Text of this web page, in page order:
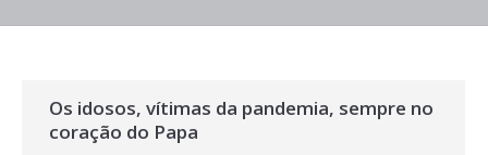
Os idosos, vítimas da pandemia, sempre no
coração do Papa